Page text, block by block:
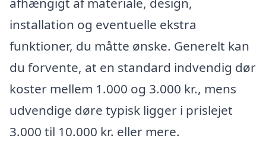
installation og eventuelle ekstra
funktioner, du måtte ønske. Generelt kan
du forvente, at en standard indvendig dør
koster mellem 1.000 og 3.000 kr., mens
udvendige døre typisk ligger i prislejet
3.000 til 10.000 kr. eller mere.